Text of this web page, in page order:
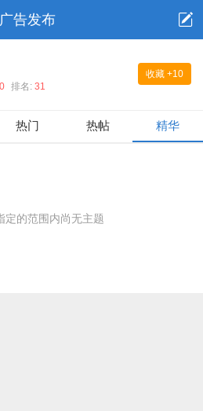
广告发布
收藏 +10
0 排名: 31
热门 热帖 精华
定的范围内尚无主题